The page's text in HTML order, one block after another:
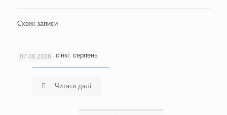
Схожі записи
07.08.2026
Новини Гельсінкі: серпень
Читати далі